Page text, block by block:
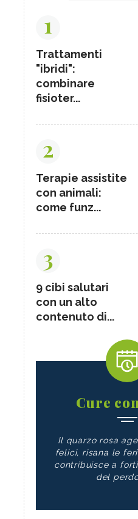
1
Trattamenti
"ibridi":
combinare
fisioter...
2
Terapie assistite
con animali:
come funz...
3
9 cibi salutari
con un alto
contenuto di...
Cure
Il quarzo rosa
felici, risana le
contribuisce a
del